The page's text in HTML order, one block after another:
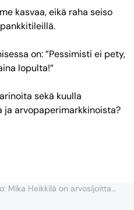
kasvaa, eikä raha seiso
on: ”Pessimisti ei pety,
lopulta!”
sekä kuulla
arvopaperimarkkinoista?
Sijoittaja kertoo: Mika Heikkilä on arvosijoittamisen pioneeri